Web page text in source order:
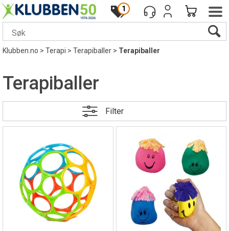
1
Klubben.no>Terapi>Terapiballer>Terapiballer
Terapiballer
Filter